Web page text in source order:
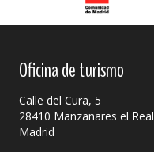
Oficina de turismo
Calle del Cura, 5
28410 Manzanares el Real
Madrid